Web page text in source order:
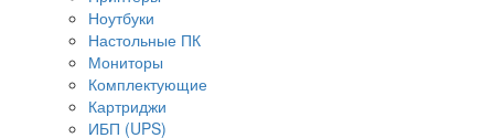
Ноутбуки
Настольные ПК
Мониторы
Комплектующие
Картриджи
ИБП (UPS)